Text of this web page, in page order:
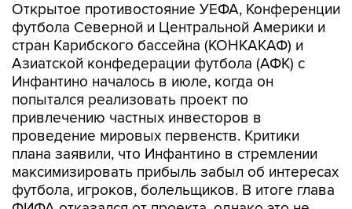
Открытое противостояние УЕФА, Конференции
футбола Северной и Центральной Америки и
стран Карибского бассейна (КОНКАКАФ) и
Азиатской конфедерации футбола (АФК) с
Инфантино началось в июле, когда он
попытался реализовать проект по
привлечению частных инвесторов в
проведение мировых первенств. Критики
плана заявили, что Инфантино в стремлении
максимизировать прибыль забыл об интересах
футбола, игроков, болельщиков. В итоге глава